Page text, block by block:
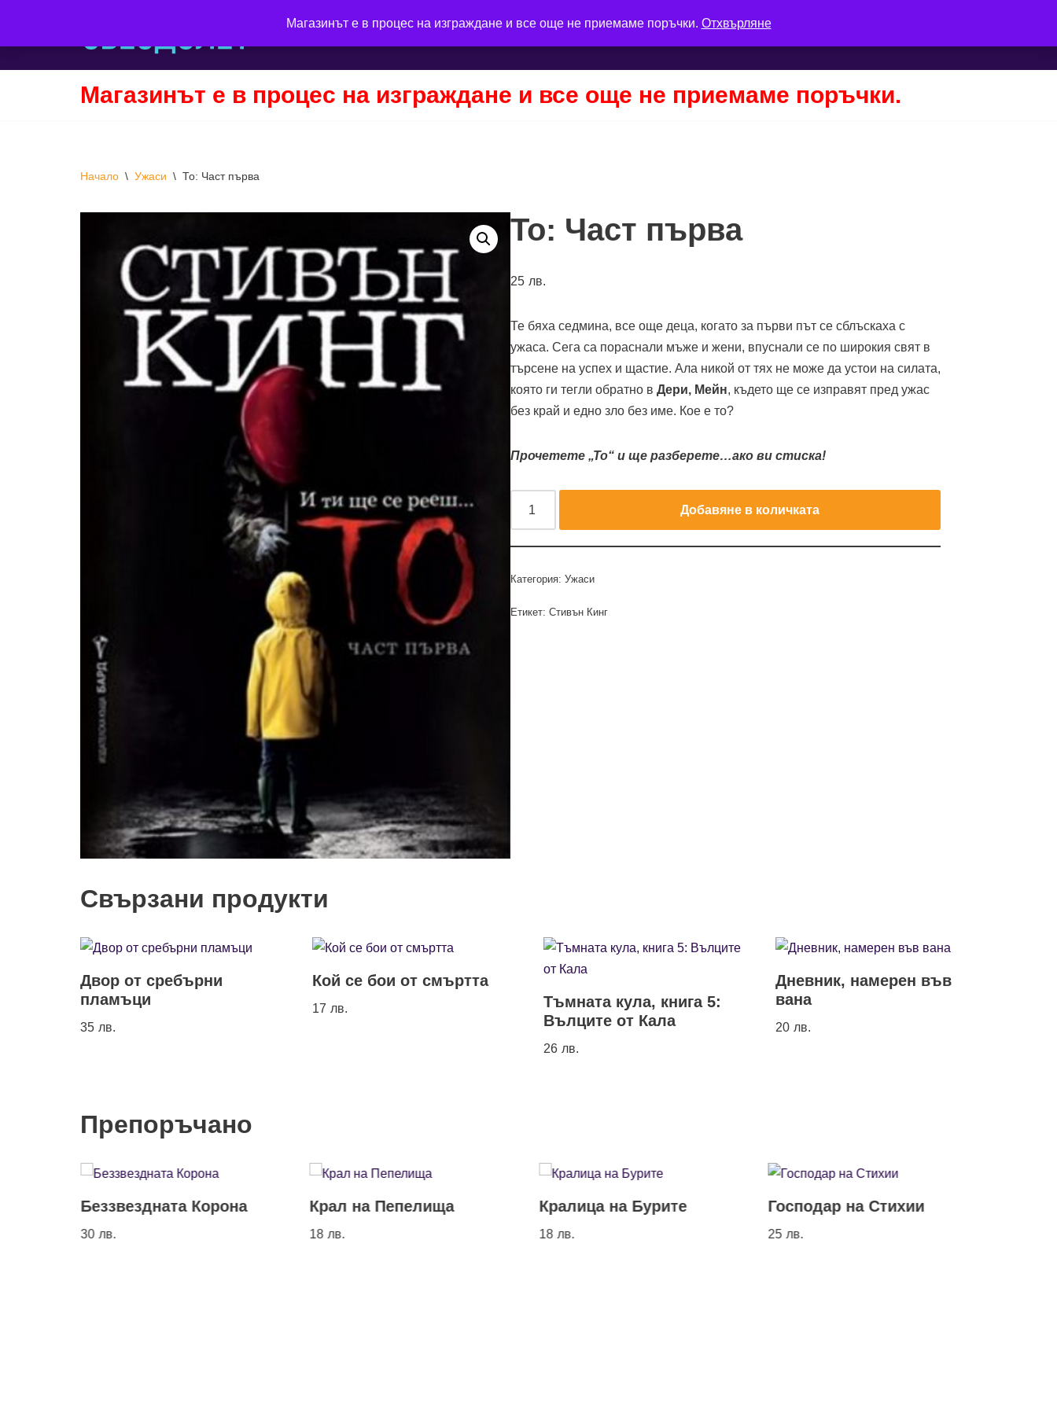
Магазинът е в процес на изграждане и все още не приемаме поръчки. Отхвърляне
Продължете
съдържаниетоМагазинът е в процес на изграждане и все още не приемаме поръчки.
Начало \ Ужаси \ То: Част първа
То: Част първа
25 лв.
Те бяха седмина, все още деца, когато за първи път се сблъскаха с
ужаса. Сега са пораснали мъже и жени, впуснали се по широкия свят в
търсене на успех и щастие. Ала никой от тях не може да устои на силата,
която ги тегли обратно вДери, Мейн, където ще се изправят пред ужас
без край и едно зло без име. Кое е то?
Прочетете „То“ и ще разберете…ако ви стиска!
Добавяне в количката
Категория:Ужаси
Етикет:Стивън Кинг
Свързани продукти
Двор от сребърни
пламъци
35 лв.
Кой се бои от смъртта
17 лв.
Тъмната кула, книга 5:
Вълците от Кала
26 лв.
Дневник, намерен във
вана
20 лв.
Препоръчано
Беззвездната Корона
30 лв.
Крал на Пепелища
18 лв.
Кралица на Бурите
18 лв.
Господар на Стихии
25 лв.